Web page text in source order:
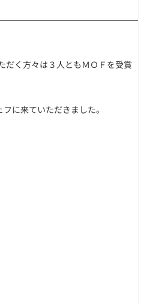
だく方々は３人ともＭＯＦを受賞
に来ていただきました。